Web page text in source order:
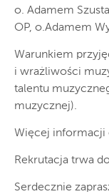
o. Adamem
OP, o.Adamem
Warunkiem
i wrażliwości
talentu
muzycznej).
Więcej informacji
Rekrutacja trwa
Serdecznie